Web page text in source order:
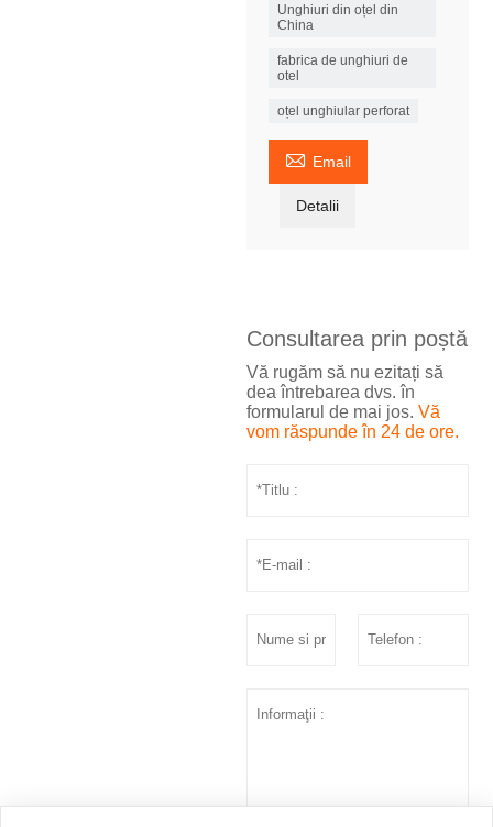
Unghiuri din oțel din
China
fabrica de unghiuri de
otel
oțel unghiular perforat
 Email
Detalii
Consultarea prin poștă
Vă rugăm să nu ezitați să
dea întrebarea dvs. în
formularul de mai jos. Vă
vom răspunde în 24 de ore.